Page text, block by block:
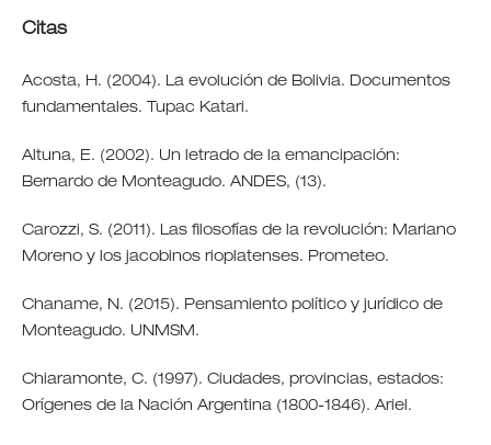
Citas
Acosta, H. (2004). La evolución de Bolivia. Documentos
fundamentales. Tupac Katari.
Altuna, E. (2002). Un letrado de la emancipación:
Bernardo de Monteagudo. ANDES, (13).
Carozzi, S. (2011). Las filosofías de la revolución: Mariano
Moreno y los jacobinos rioplatenses. Prometeo.
Chaname, N. (2015). Pensamiento político y jurídico de
Monteagudo. UNMSM.
Chiaramonte, C. (1997). Ciudades, provincias, estados:
Orígenes de la Nación Argentina (1800-1846). Ariel.